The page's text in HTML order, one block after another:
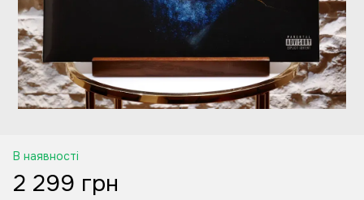
В наявності
2 299 грн